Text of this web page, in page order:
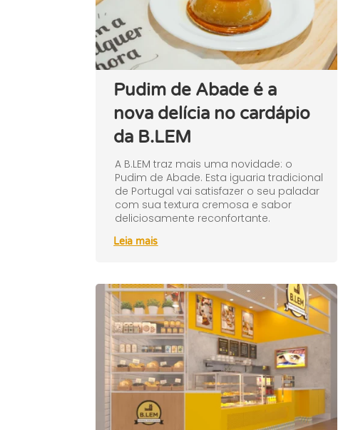
Pudim de Abade é a
nova delícia no cardápio
da B.LEM
A B.LEM traz mais uma novidade: o
Pudim de Abade. Esta iguaria tradicional
de Portugal vai satisfazer o seu paladar
com sua textura cremosa e sabor
deliciosamente reconfortante.
Leia mais